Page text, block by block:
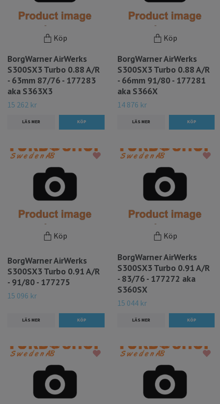
Köp
BorgWarner AirWerks
S300SX3 Turbo 0.88 A/R
- 63mm 87/76 - 177283
aka S363X3
15 262 kr
LÄS MER
Köp
BorgWarner AirWerks
S300SX3 Turbo 0.88 A/R
- 66mm 91/80 - 177281
aka S366X
14 876 kr
LÄS MER
Köp
BorgWarner AirWerks
S300SX3 Turbo 0.91 A/R
- 91/80 - 177275
15 096 kr
LÄS MER
Köp
BorgWarner AirWerks
S300SX3 Turbo 0.91 A/R
- 83/76 - 177272 aka
S360SX
15 044 kr
LÄS MER